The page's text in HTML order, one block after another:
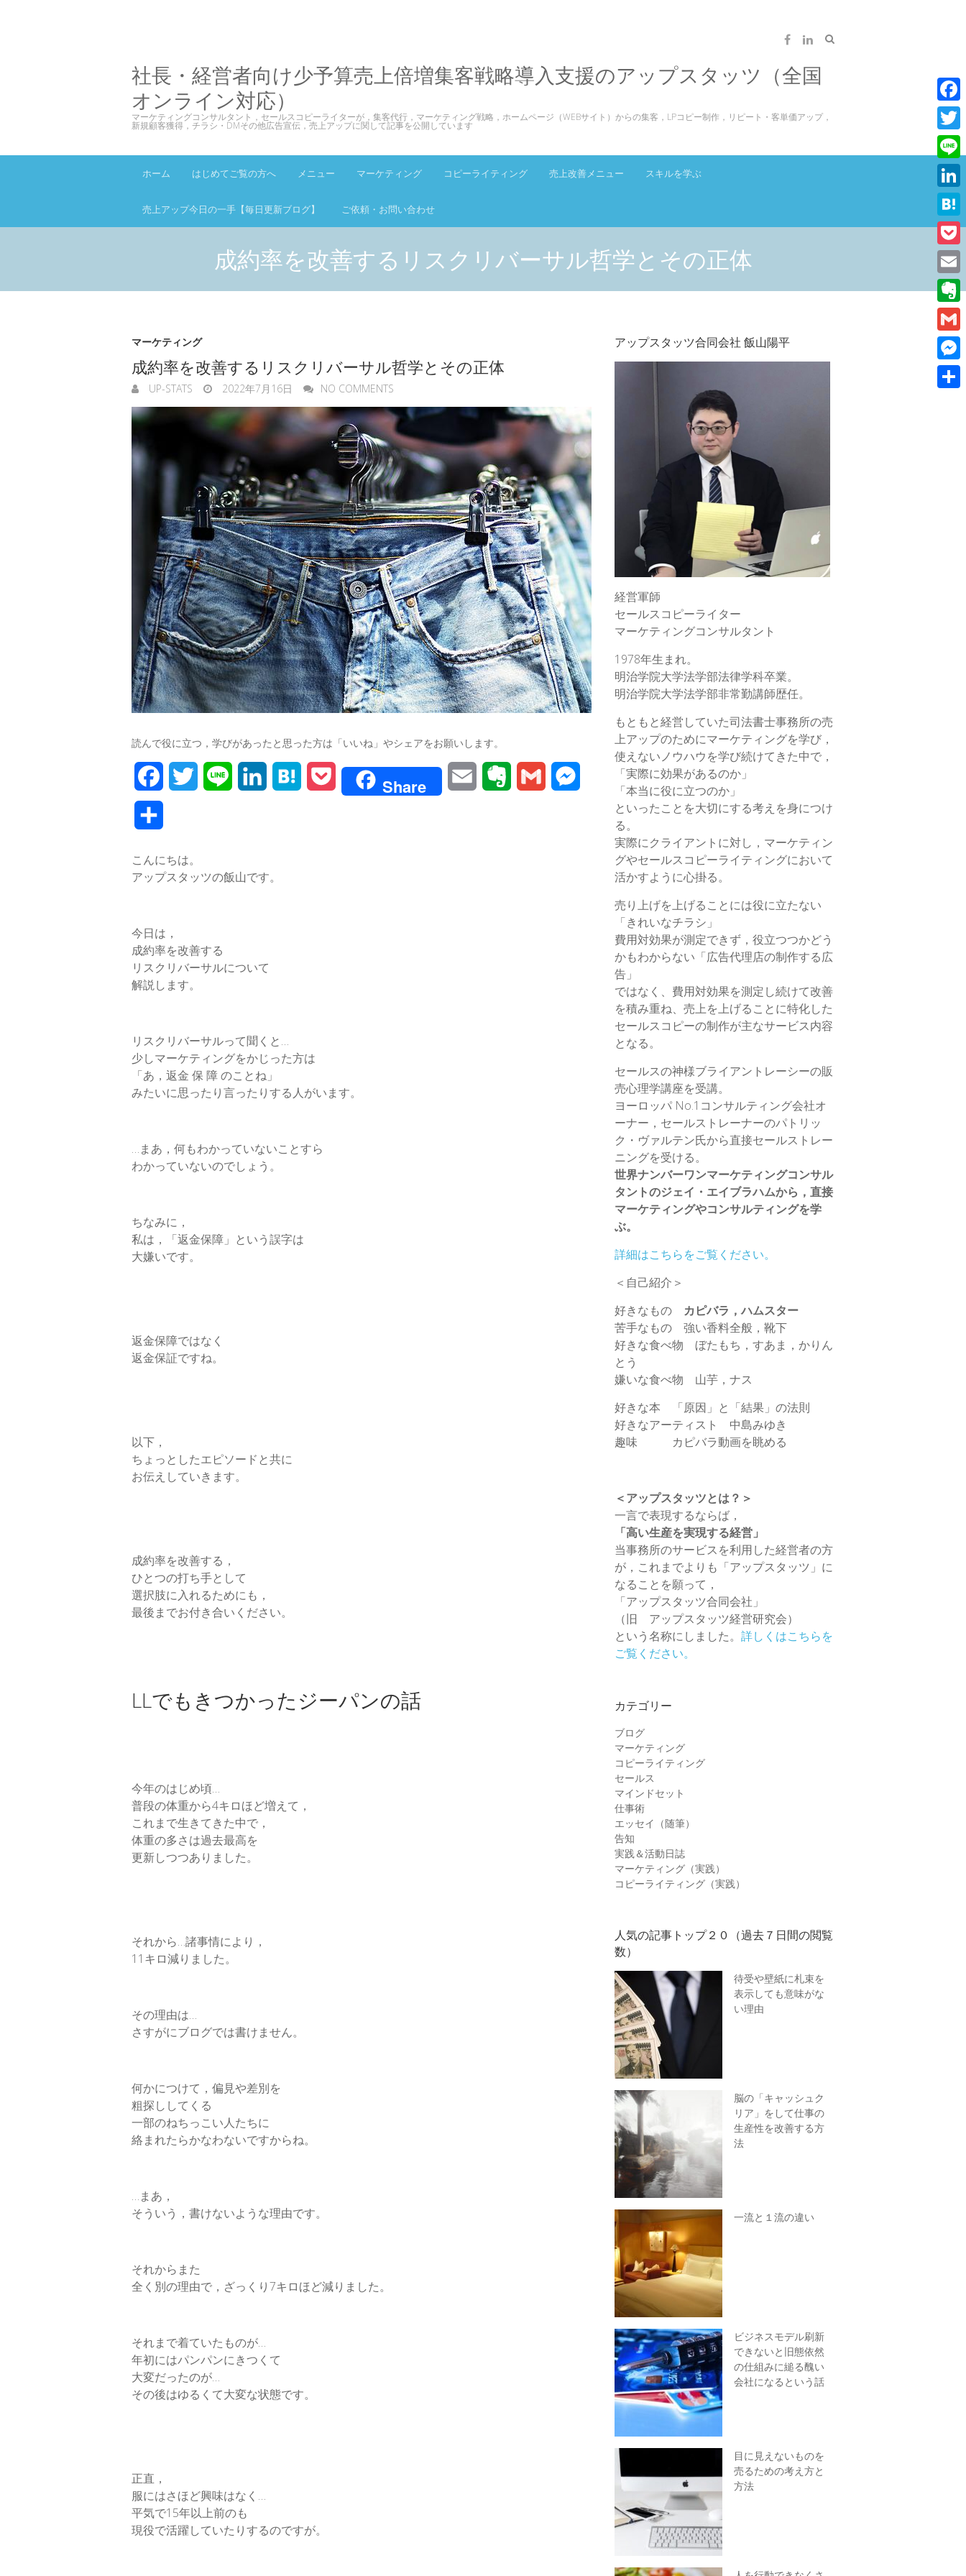
社長・経営者向け少予算売上倍増集客戦略導入支援のアップスタッツ（全国
オンライン対応）
マーケティングコンサルタント，セールスコピーライターが，集客代行，マーケティング戦略，ホームページ（WEBサイト）からの集客，LPコピー制作，リピート・客単価アップ，
新規顧客獲得，チラシ・DMその他広告宣伝，売上アップに関して記事を公開しています
ホーム はじめてご覧の方へ メニュー マーケティング コピーライティング 売上改善メニュー スキルを学ぶ
売上アップ今日の一手【毎日更新ブログ】 ご依頼・お問い合わせ
成約率を改善するリスクリバーサル哲学とその正体
マーケティング
成約率を改善するリスクリバーサル哲学とその正体
UP-STATS 2022年7月16日 NO COMMENTS
読んで役に立つ，学びがあったと思った方は「いいね」やシェアをお願いします。
e
o
r
n
Share
こんにちは。
アップスタッツの飯山です。
今日は，
成約率を改善する
リスクリバーサルについて
解説します。
リスクリバーサルって聞くと…
少しマーケティングをかじった方は
「あ，返金 保 障 のことね」
みたいに思ったり言ったりする人がいます。
…まあ，何もわかっていないことすら
わかっていないのでしょう。
ちなみに，
私は，「返金保障」という誤字は
大嫌いです。
返金保障ではなく
返金保証ですね。
以下，
ちょっとしたエピソードと共に
お伝えしていきます。
成約率を改善する，
ひとつの打ち手として
選択肢に入れるためにも，
最後までお付き合いください。
LLでもきつかったジーパンの話
今年のはじめ頃…
普段の体重から4キロほど増えて，
これまで生きてきた中で，
体重の多さは過去最高を
更新しつつありました。
それから…諸事情により，
11キロ減りました。
その理由は…
さすがにブログでは書けません。
何かにつけて，偏見や差別を
粗探ししてくる
一部のねちっこい人たちに
絡まれたらかなわないですからね。
…まあ，
そういう，書けないような理由です。
それからまた
全く別の理由で，ざっくり7キロほど減りました。
それまで着ていたものが…
年初にはパンパンにきつくて
大変だったのが…
その後はゆるくて大変な状態です。
正直，
服にはさほど興味はなく…
平気で15年以上前のも
現役で活躍していたりするのですが。
アップスタッツ合同会社 飯山陽平
経営軍師
セールスコピーライター
マーケティングコンサルタント
1978年生まれ。
明治学院大学法学部法律学科卒業。
明治学院大学法学部非常勤講師歴任。
もともと経営していた司法書士事務所の売
上アップのためにマーケティングを学び，
使えないノウハウを学び続けてきた中で，
「実際に効果があるのか」
「本当に役に立つのか」
といったことを大切にする考えを身につけ
る。
実際にクライアントに対し，マーケティン
グやセールスコピーライティングにおいて
活かすように心掛る。
売り上げを上げることには役に立たない
「きれいなチラシ」
費用対効果が測定できず，役立つつかどう
かもわからない「広告代理店の制作する広
告」
ではなく、費用対効果を測定し続けて改善
を積み重ね、売上を上げることに特化した
セールスコピーの制作が主なサービス内容
となる。
セールスの神様ブライアントレーシーの販
売心理学講座を受講。
ヨーロッパ No.1コンサルティング会社オ
ーナー，セールストレーナーのパトリッ
ク・ヴァルテン氏から直接セールストレー
ニングを受ける。
世界ナンバーワンマーケティングコンサル
タントのジェイ・エイブラハムから，直接
マーケティングやコンサルティングを学
ぶ。
詳細はこちらをご覧ください。
＜自己紹介＞
好きなもの カピバラ，ハムスター
苦手なもの 強い香料全般，靴下
好きな食べ物 ぼたもち，すあま，かりん
とう
嫌いな食べ物 山芋，ナス
好きな本 「原因」と「結果」の法則
好きなアーティスト 中島みゆき
趣味 カピバラ動画を眺める
＜アップスタッツとは？＞
一言で表現するならば，
「高い生産を実現する経営」
当事務所のサービスを利用した経営者の方
が，これまでよりも「アップスタッツ」に
なることを願って，
「アップスタッツ合同会社」
（旧 アップスタッツ経営研究会）
という名称にしました。詳しくはこちらを
ご覧ください。
カテゴリー
ブログ
マーケティング
コピーライティング
セールス
マインドセット
仕事術
エッセイ（随筆）
告知
実践＆活動日誌
マーケティング（実践）
コピーライティング（実践）
人気の記事トップ２０（過去７日間の閲覧
数）
待受や壁紙に札束を
表示しても意味がな
い理由
脳の「キャッシュク
リア」をして仕事の
生産性を改善する方
法
一流と１流の違い
ビジネスモデル刷新
できないと旧態依然
の仕組みに縋る醜い
会社になるという話
目に見えないものを
売るための考え方と
方法
F
a
c
e
b
o
o
k
T
w
i
e
r
L
i
n
e
L
i
n
k
e
d
I
n
H
a
t
e
n
a
P
o
c
k
e
t
E
m
a
E
v
e
G
m
a
M